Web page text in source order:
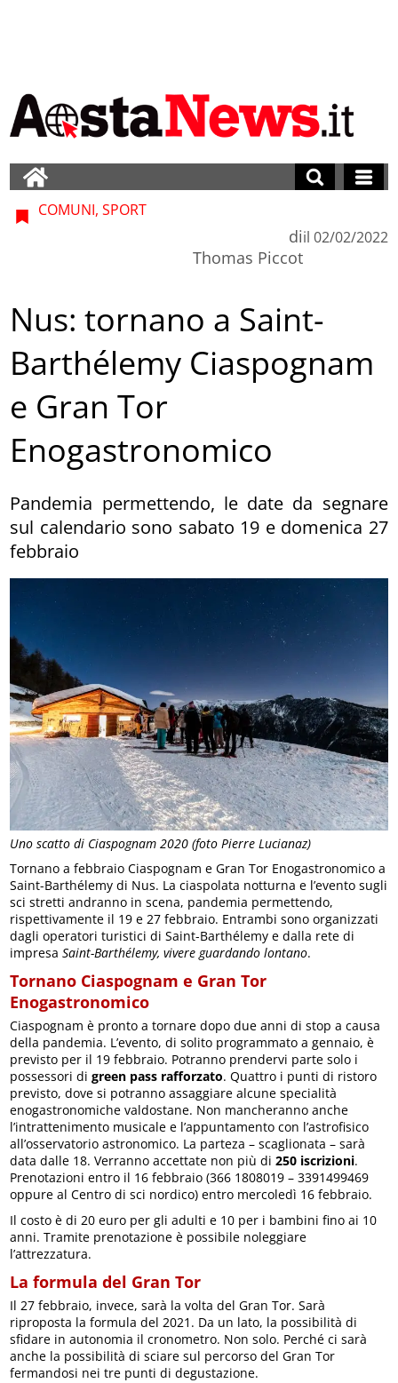
Uno scatto di Ciaspognam 2020 (foto Pierre Lucianaz)
COMUNI, SPORT
di
Thomas Piccot
il 02/02/2022
Nus: tornano a Saint-
Barthélemy Ciaspognam
e Gran Tor
Enogastronomico
Pandemia permettendo, le date da segnare
sul calendario sono sabato 19 e domenica 27
febbraio
Tornano a febbraio Ciaspognam e Gran Tor Enogastronomico a
Saint-Barthélemy di Nus. La ciaspolata notturna e l’evento sugli
sci stretti andranno in scena, pandemia permettendo,
rispettivamente il 19 e 27 febbraio. Entrambi sono organizzati
dagli operatori turistici di Saint-Barthélemy e dalla rete di
impresaSaint-Barthélemy, vivere guardando lontano.
Tornano Ciaspognam e Gran Tor
Enogastronomico
Ciaspognam è pronto a tornare dopo due anni di stop a causa
della pandemia. L’evento, di solito programmato a gennaio, è
previsto per il 19 febbraio. Potranno prendervi parte solo i
possessori digreen pass rafforzato. Quattro i punti di ristoro
previsto, dove si potranno assaggiare alcune specialità
enogastronomiche valdostane. Non mancheranno anche
l’intrattenimento musicale e l’appuntamento con l’astrofisico
all’osservatorio astronomico. La parteza – scaglionata – sarà
data dalle 18. Verranno accettate non più di250 iscrizioni.
Prenotazioni entro il 16 febbraio (366 1808019 – 3391499469
oppure al Centro di sci nordico) entro mercoledì 16 febbraio.
Il costo è di 20 euro per gli adulti e 10 per i bambini fino ai 10
anni. Tramite prenotazione è possibile noleggiare
l’attrezzatura.
La formula del Gran Tor
Il 27 febbraio, invece, sarà la volta del Gran Tor. Sarà
riproposta la formula del 2021. Da un lato, la possibilità di
sfidare in autonomia il cronometro. Non solo. Perché ci sarà
anche la possibilità di sciare sul percorso del Gran Tor
fermandosi nei tre punti di degustazione.